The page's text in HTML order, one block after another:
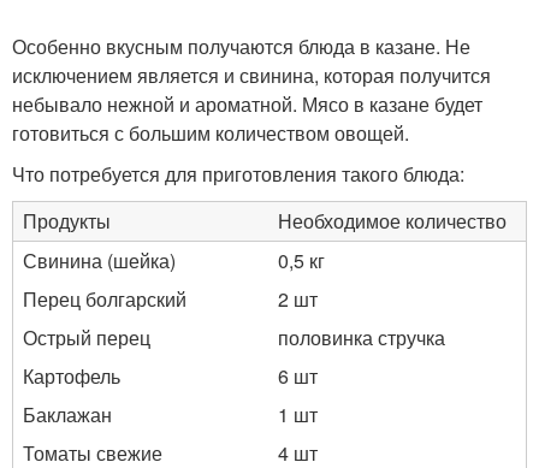
Особенно вкусным получаются блюда в казане. Не
исключением является и свинина, которая получится
небывало нежной и ароматной. Мясо в казане будет
готовиться с большим количеством овощей.
Что потребуется для приготовления такого блюда:
Продукты
Необходимое количество
Свинина (шейка)
0,5 кг
Перец болгарский
2 шт
Острый перец
половинка стручка
Картофель
6 шт
Баклажан
1 шт
Томаты свежие
4 шт